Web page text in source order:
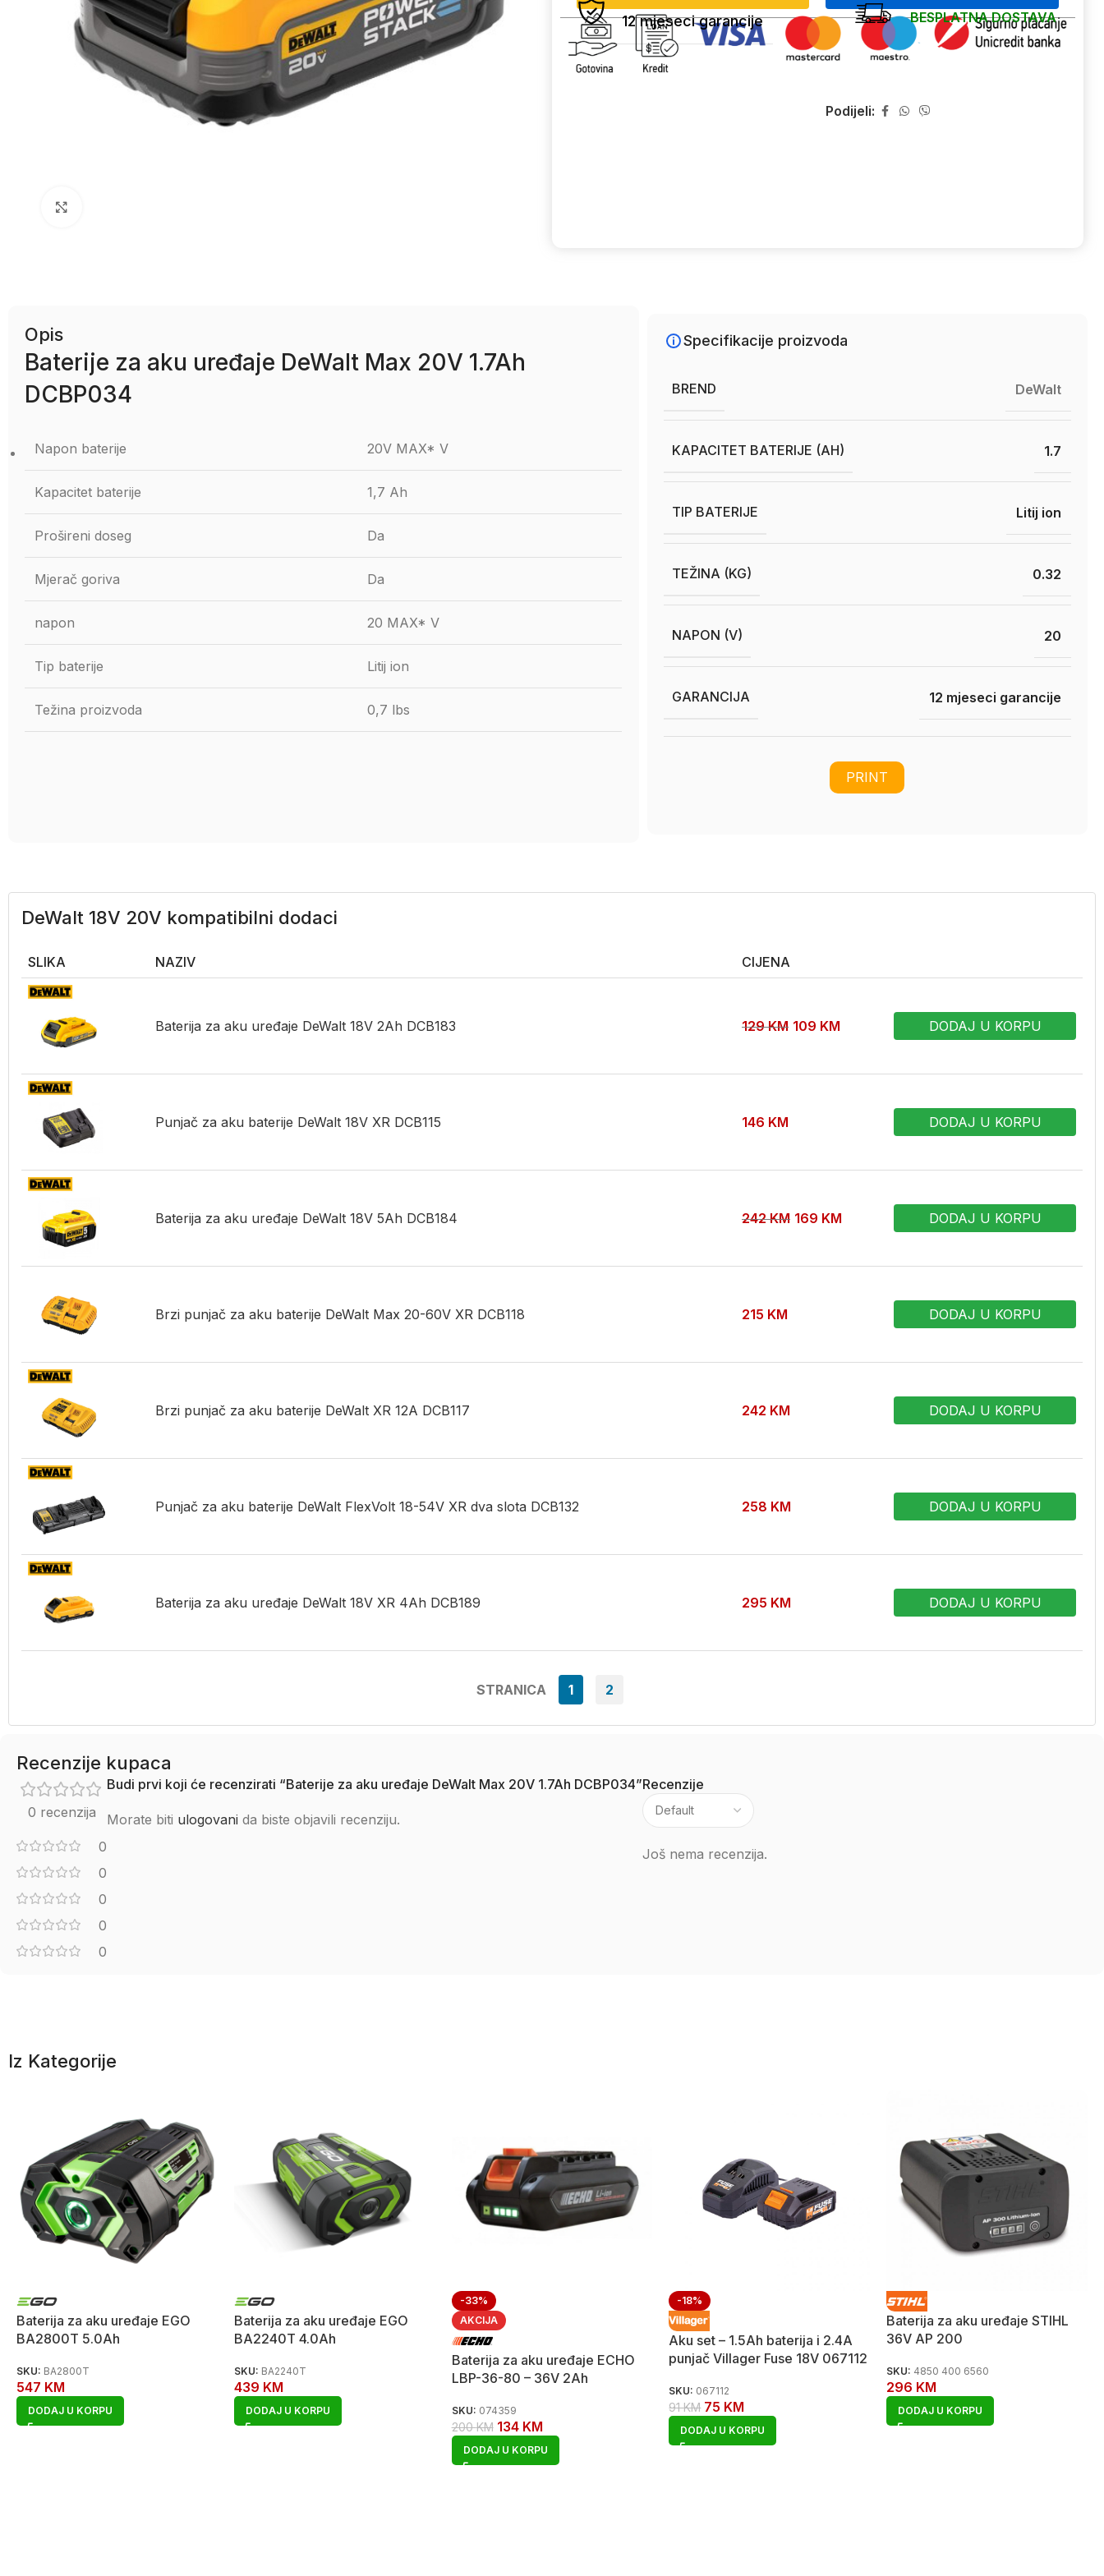
12 mjeseci garancije BESPLATNA DOSTAVA
Podijeli:
Opis
Baterije za aku uređaje DeWalt Max 20V 1.7Ah
DCBP034
Napon baterije 20V MAX* V
Kapacitet baterije 1,7 Ah
Prošireni doseg Da
Mjerač goriva Da
napon 20 MAX* V
Tip baterije Litij ion
Težina proizvoda 0,7 lbs
Specifikacije proizvoda
BREND DeWalt
KAPACITET BATERIJE (AH) 1.7
TIP BATERIJE Litij ion
TEŽINA (KG) 0.32
NAPON (V) 20
GARANCIJA 12 mjeseci garancije
PRINT
DeWalt 18V 20V kompatibilni dodaci
SLIKA NAZIV CIJENA
Baterija za aku uređaje DeWalt 18V 2Ah DCB183 129KM 109 KM DODAJ U KORPU
Punjač za aku baterije DeWalt 18V XR DCB115 146 KM DODAJ U KORPU
Baterija za aku uređaje DeWalt 18V 5Ah DCB184 242KM 169 KM DODAJ U KORPU
Brzi punjač za aku baterije DeWalt Max 20-60V XR DCB118 215 KM DODAJ U KORPU
Brzi punjač za aku baterije DeWalt XR 12A DCB117 242 KM DODAJ U KORPU
Punjač za aku baterije DeWalt FlexVolt 18-54V XR dva slota DCB132 258 KM DODAJ U KORPU
Baterija za aku uređaje DeWalt 18V XR 4Ah DCB189 295 KM DODAJ U KORPU
STRANICA 1 2
Recenzije kupaca
0 recenzija
0
0
0
0
0
Recenzije
Još nema recenzija.
Budi prvi koji će recenzirati “Baterije za aku uređaje DeWalt Max 20V 1.7Ah DCBP034”
Morate biti ulogovani da biste objavili recenziju.
Iz Kategorije
Baterija za aku uređaje EGO
BA2800T 5.0Ah
SKU: BA2800T
547 KM
DODAJ U KORPU
Baterija za aku uređaje EGO
BA2240T 4.0Ah
SKU: BA2240T
439 KM
DODAJ U KORPU
-33%
AKCIJA
Baterija za aku uređaje ECHO
LBP-36-80 – 36V 2Ah
SKU: 074359
200KM 134 KM
DODAJ U KORPU
-18%
Aku set – 1.5Ah baterija i 2.4A
punjač Villager Fuse 18V 067112
SKU: 067112
91KM 75 KM
DODAJ U KORPU
Baterija za aku uređaje STIHL
36V AP 200
SKU: 4850 400 6560
296 KM
DODAJ U KORPU